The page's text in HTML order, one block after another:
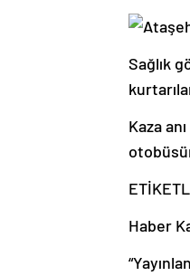
Sağlık
Kaza
Haber